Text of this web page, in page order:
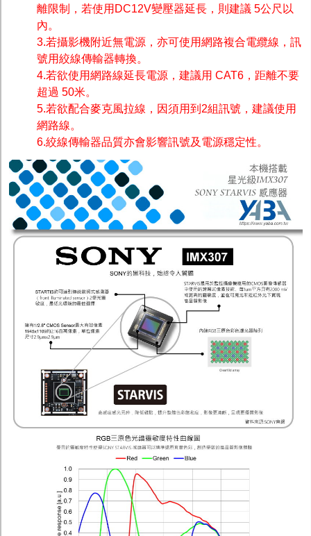
離限制，若使用DC12V變壓器延長，則建議 5公尺以
內。
3.若攝影機附近無電源，亦可使用網路複合電纜線，訊
號用絞線傳輸器轉換。
4.若欲使用網路線延長電源，建議用 CAT6，距離不要
超過 50米。
5.若欲配合麥克風拉線，因須用到2組訊號，建議使用
網路線。
6.絞線傳輸器品質亦會影響訊號及電源穩定性。